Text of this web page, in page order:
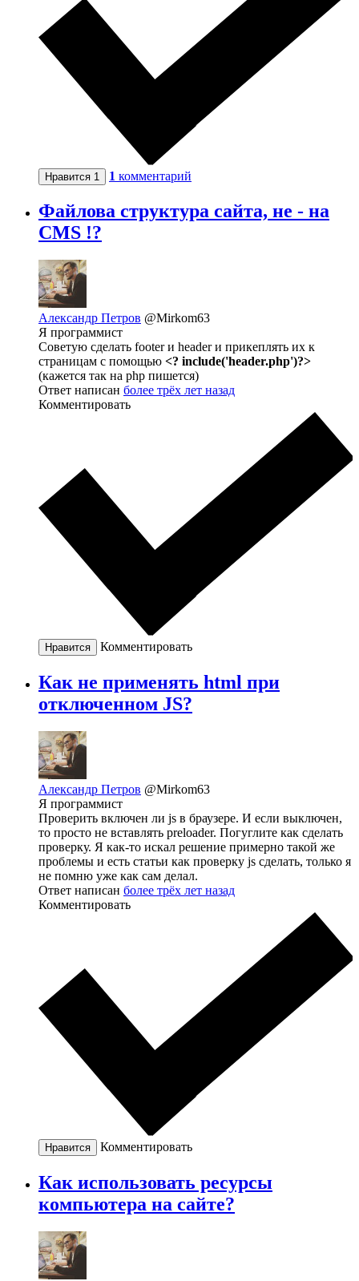
Нравится 1 1 комментарий
Файлова структура сайта, не - на
CMS !?
Александр Петров @Mirkom63
Я программист
Советую сделать footer и header и прикеплять их к
страницам с помощью <? include('header.php')?>
(кажется так на php пишется)
Ответ написан более трёх лет назад
Комментировать
Нравится Комментировать
Как не применять html при
отключенном JS?
Александр Петров @Mirkom63
Я программист
Проверить включен ли js в браузере. И если выключен,
то просто не вставлять preloader. Погуглите как сделать
проверку. Я как-то искал решение примерно такой же
проблемы и есть статьи как проверку js сделать, только я
не помню уже как сам делал.
Ответ написан более трёх лет назад
Комментировать
Нравится Комментировать
Как использовать ресурсы
компьютера на сайте?